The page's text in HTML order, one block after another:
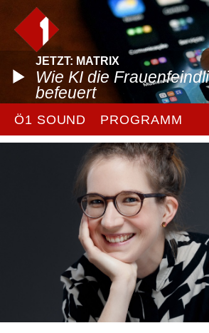
JETZT: MATRIX
Wie KI die
befeuert
Ö1 SOUND PROGRAMM